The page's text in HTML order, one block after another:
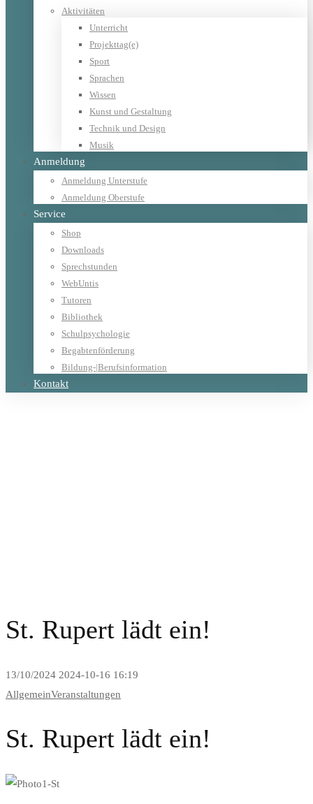
Aktivitäten
Unterricht
Projekttag(e)
Sport
Sprachen
Wissen
Kunst und Gestaltung
Technik und Design
Musik
Anmeldung
Anmeldung Unterstufe
Anmeldung Oberstufe
Service
Shop
Downloads
Sprechstunden
WebUntis
Tutoren
Bibliothek
Schulpsychologie
Begabtenförderung
Bildung-|Berufsinformation
Kontakt
St. Rupert lädt ein!
13/10/2024 2024-10-16 16:19
AllgemeinVeranstaltungen
St. Rupert lädt ein!